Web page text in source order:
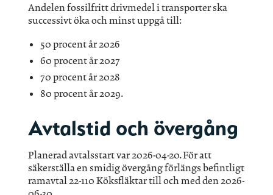
Andelen fossilfritt drivmedel i transporter ska
successivt öka och minst uppgå till:
50 procent år 2026
60 procent år 2027
70 procent år 2028
80 procent år 2029.
Avtalstid och övergång
Planerad avtalsstart var 2026-04-20. För att
säkerställa en smidig övergång förlängs befintligt
ramavtal 22-110 Köksfläktar till och med den 2026-